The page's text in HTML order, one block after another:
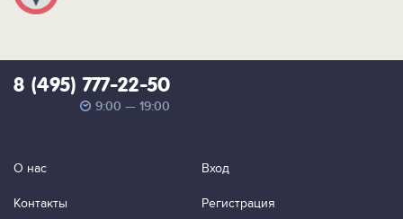
8 (495) 777-22-50
9:00 — 19:00
О нас
Контакты
Вход
Регистрация